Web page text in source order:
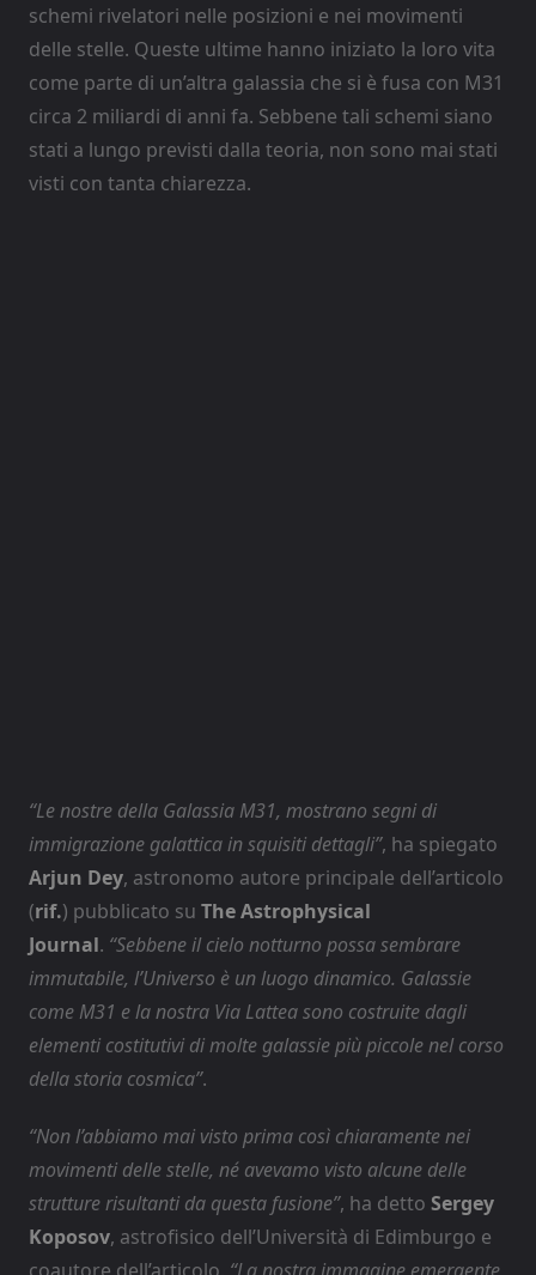
schemi rivelatori nelle posizioni e nei movimenti
delle stelle. Queste ultime hanno iniziato la loro vita
come parte di un’altra galassia che si è fusa con M31
circa 2 miliardi di anni fa. Sebbene tali schemi siano
stati a lungo previsti dalla teoria, non sono mai stati
visti con tanta chiarezza.
“Le nostre della Galassia M31, mostrano segni di
immigrazione galattica in squisiti dettagli”, ha spiegato
Arjun Dey, astronomo autore principale dell’articolo
(rif.) pubblicato su The Astrophysical
Journal. “Sebbene il cielo notturno possa sembrare
immutabile, l’Universo è un luogo dinamico. Galassie
come M31 e la nostra Via Lattea sono costruite dagli
elementi costitutivi di molte galassie più piccole nel corso
della storia cosmica”.
“Non l’abbiamo mai visto prima così chiaramente nei
movimenti delle stelle, né avevamo visto alcune delle
strutture risultanti da questa fusione”, ha detto Sergey
Koposov, astrofisico dell’Università di Edimburgo e
coautore dell’articolo. “La nostra immagine emergente